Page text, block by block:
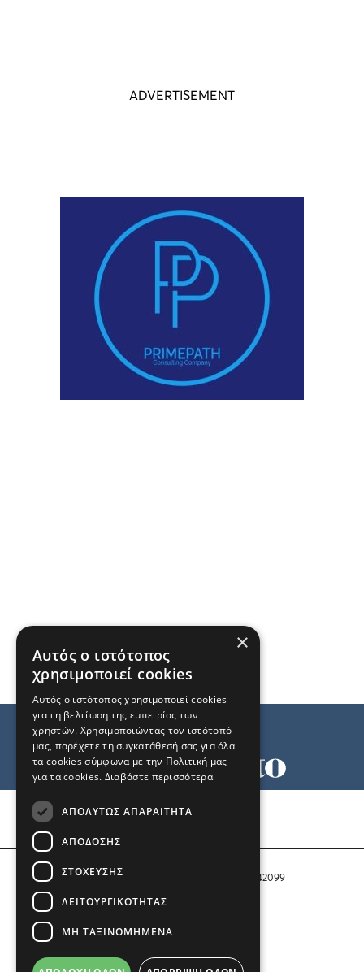
Αριθμός Πιστοποίησης Μ.Η.Τ. 242099
COPYRIGHT © 2026 Το Μανιφέστο
×
Αυτός ο ιστότοπος
χρησιμοποιεί cookies
Αυτός ο ιστότοπος χρησιμοποιεί cookies
για τη βελτίωση της εμπειρίας των
χρηστών. Χρησιμοποιώντας τον ιστότοπό
μας, παρέχετε τη συγκατάθεσή σας για όλα
τα cookies σύμφωνα με την Πολιτική μας
για τα cookies. Διαβάστε περισσότερα
ΑΠΟΛΎΤΩΣ ΑΠΑΡΑΊΤΗΤΑ
ΑΠΌΔΟΣΗΣ
ΣΤΌΧΕΥΣΗΣ
ΛΕΙΤΟΥΡΓΙΚΌΤΗΤΑΣ
ΜΗ ΤΑΞΙΝΟΜΗΜΈΝΑ